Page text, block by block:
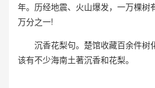
年。历经地震、火山爆发，一万棵树
万分之一!
沉香花梨句。楚馆收藏百余件树
该有不少海南土著沉香和花梨。